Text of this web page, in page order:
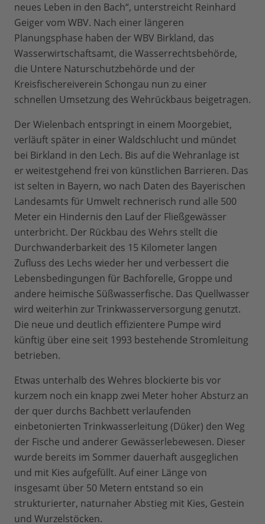
neues Leben in den Bach“, unterstreicht Reinhard
Geiger vom WBV. Nach einer längeren
Planungsphase haben der WBV Birkland, das
Wasserwirtschaftsamt, die Wasserrechtsbehörde,
die Untere Naturschutzbehörde und der
Kreisfischereiverein Schongau nun zu einer
schnellen Umsetzung des Wehrückbaus beigetragen.
Der Wielenbach entspringt in einem Moorgebiet,
verläuft später in einer Waldschlucht und mündet
bei Birkland in den Lech. Bis auf die Wehranlage ist
er weitestgehend frei von künstlichen Barrieren. Das
ist selten in Bayern, wo nach Daten des Bayerischen
Landesamts für Umwelt rechnerisch rund alle 500
Meter ein Hindernis den Lauf der Fließgewässer
unterbricht. Der Rückbau des Wehrs stellt die
Durchwanderbarkeit des 15 Kilometer langen
Zufluss des Lechs wieder her und verbessert die
Lebensbedingungen für Bachforelle, Groppe und
andere heimische Süßwasserfische. Das Quellwasser
wird weiterhin zur Trinkwasserversorgung genutzt.
Die neue und deutlich effizientere Pumpe wird
künftig über eine seit 1993 bestehende Stromleitung
betrieben.
Etwas unterhalb des Wehres blockierte bis vor
kurzem noch ein knapp zwei Meter hoher Absturz an
der quer durchs Bachbett verlaufenden
einbetonierten Trinkwasserleitung (Düker) den Weg
der Fische und anderer Gewässerlebewesen. Dieser
wurde bereits im Sommer dauerhaft ausgeglichen
und mit Kies aufgefüllt. Auf einer Länge von
insgesamt über 50 Metern entstand so ein
strukturierter, naturnaher Abstieg mit Kies, Gestein
und Wurzelstöcken.